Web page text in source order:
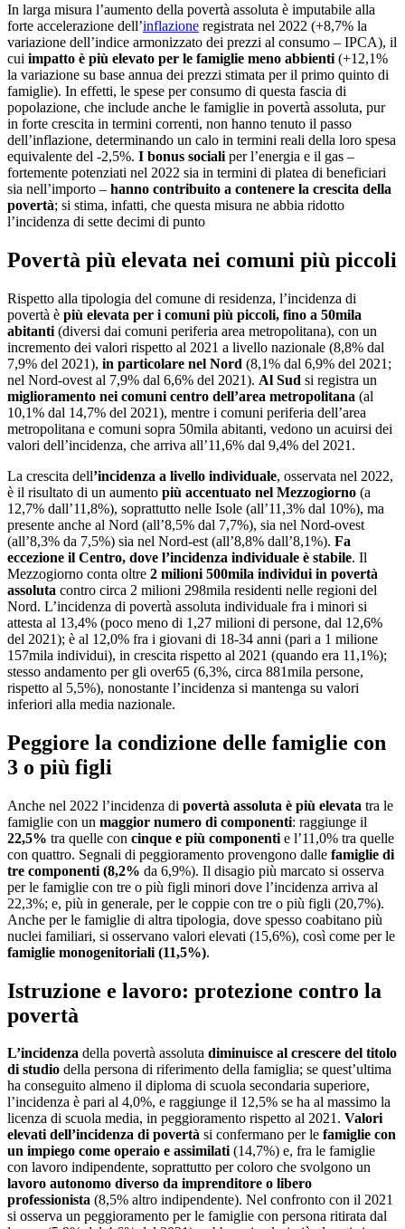
In larga misura l’aumento della povertà assoluta è imputabile alla
forte accelerazione dell’inflazione registrata nel 2022 (+8,7% la
variazione dell’indice armonizzato dei prezzi al consumo – IPCA), il
cui impatto è più elevato per le famiglie meno abbienti (+12,1%
la variazione su base annua dei prezzi stimata per il primo quinto di
famiglie). In effetti, le spese per consumo di questa fascia di
popolazione, che include anche le famiglie in povertà assoluta, pur
in forte crescita in termini correnti, non hanno tenuto il passo
dell’inflazione, determinando un calo in termini reali della loro spesa
equivalente del -2,5%. I bonus sociali per l’energia e il gas –
fortemente potenziati nel 2022 sia in termini di platea di beneficiari
sia nell’importo – hanno contribuito a contenere la crescita della
povertà; si stima, infatti, che questa misura ne abbia ridotto
l’incidenza di sette decimi di punto
Povertà più elevata nei comuni più piccoli
Rispetto alla tipologia del comune di residenza, l’incidenza di
povertà è più elevata per i comuni più piccoli, fino a 50mila
abitanti (diversi dai comuni periferia area metropolitana), con un
incremento dei valori rispetto al 2021 a livello nazionale (8,8% dal
7,9% del 2021), in particolare nel Nord (8,1% dal 6,9% del 2021;
nel Nord-ovest al 7,9% dal 6,6% del 2021). Al Sud si registra un
miglioramento nei comuni centro dell’area metropolitana (al
10,1% dal 14,7% del 2021), mentre i comuni periferia dell’area
metropolitana e comuni sopra 50mila abitanti, vedono un acuirsi dei
valori dell’incidenza, che arriva all’11,6% dal 9,4% del 2021.
La crescita dell’incidenza a livello individuale, osservata nel 2022,
è il risultato di un aumento più accentuato nel Mezzogiorno (a
12,7% dall’11,8%), soprattutto nelle Isole (all’11,3% dal 10%), ma
presente anche al Nord (all’8,5% dal 7,7%), sia nel Nord-ovest
(all’8,3% da 7,5%) sia nel Nord-est (all’8,8% dall’8,1%). Fa
eccezione il Centro, dove l’incidenza individuale è stabile. Il
Mezzogiorno conta oltre 2 milioni 500mila individui in povertà
assoluta contro circa 2 milioni 298mila residenti nelle regioni del
Nord. L’incidenza di povertà assoluta individuale fra i minori si
attesta al 13,4% (poco meno di 1,27 milioni di persone, dal 12,6%
del 2021); è al 12,0% fra i giovani di 18-34 anni (pari a 1 milione
157mila individui), in crescita rispetto al 2021 (quando era 11,1%);
stesso andamento per gli over65 (6,3%, circa 881mila persone,
rispetto al 5,5%), nonostante l’incidenza si mantenga su valori
inferiori alla media nazionale.
Peggiore la condizione delle famiglie con
3 o più figli
Anche nel 2022 l’incidenza di povertà assoluta è più elevata tra le
famiglie con un maggior numero di componenti: raggiunge il
22,5% tra quelle con cinque e più componenti e l’11,0% tra quelle
con quattro. Segnali di peggioramento provengono dalle famiglie di
tre componenti (8,2% da 6,9%). Il disagio più marcato si osserva
per le famiglie con tre o più figli minori dove l’incidenza arriva al
22,3%; e, più in generale, per le coppie con tre o più figli (20,7%).
Anche per le famiglie di altra tipologia, dove spesso coabitano più
nuclei familiari, si osservano valori elevati (15,6%), così come per le
famiglie monogenitoriali (11,5%).
Istruzione e lavoro: protezione contro la
povertà
L’incidenza della povertà assoluta diminuisce al crescere del titolo
di studio della persona di riferimento della famiglia; se quest’ultima
ha conseguito almeno il diploma di scuola secondaria superiore,
l’incidenza è pari al 4,0%, e raggiunge il 12,5% se ha al massimo la
licenza di scuola media, in peggioramento rispetto al 2021. Valori
elevati dell’incidenza di povertà si confermano per le famiglie con
un impiego come operaio e assimilati(14,7%) e, fra le famiglie
con lavoro indipendente, soprattutto per coloro che svolgono un
lavoro autonomo diverso da imprenditore o libero
professionista (8,5% altro indipendente). Nel confronto con il 2021
si osserva un peggioramento per le famiglie con persona ritirata dal